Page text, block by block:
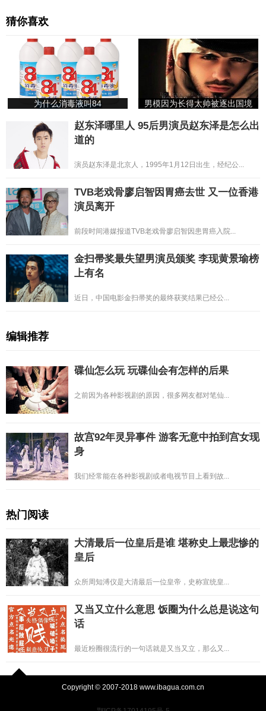
猜你喜欢
为什么消毒液叫84 男模因为长得太帅被逐出国境
赵东泽哪里人 95后男演员赵东泽是怎么出
道的
演员赵东泽是北京人，1995年1月12日出生，经纪公...
TVB老戏骨廖启智因胃癌去世 又一位香港
演员离开
前段时间港媒报道TVB老戏骨廖启智因患胃癌入院...
金扫帚奖最失望男演员颁奖 李现黄景瑜榜
上有名
近日，中国电影金扫帚奖的最终获奖结果已经公...
编辑推荐
碟仙怎么玩 玩碟仙会有怎样的后果
之前因为各种影视剧的原因，很多网友都对笔仙...
故宫92年灵异事件 游客无意中拍到宫女现
身
我们经常能在各种影视剧或者电视节目上看到故...
热门阅读
大清最后一位皇后是谁 堪称史上最悲惨的
皇后
众所周知溥仪是大清最后一位皇帝，史称宣统皇...
又当又立什么意思 饭圈为什么总是说这句
话
最近粉圈很流行的一句话就是又当又立，那么又...
Copyright © 2007-2018 www.ibagua.com.cn